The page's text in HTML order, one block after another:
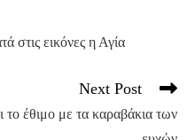
στις εικόνες η Αγία
Next Post
έθιμο με τα καραβάκια των